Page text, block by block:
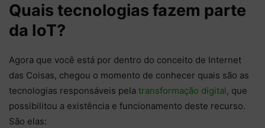
Quais tecnologias fazem parte
da IoT?
Agora que você está por dentro do conceito de Internet
das Coisas, chegou o momento de conhecer quais são as
tecnologias responsáveis pela transformação digital, que
possibilitou a existência e funcionamento deste recurso.
São elas: